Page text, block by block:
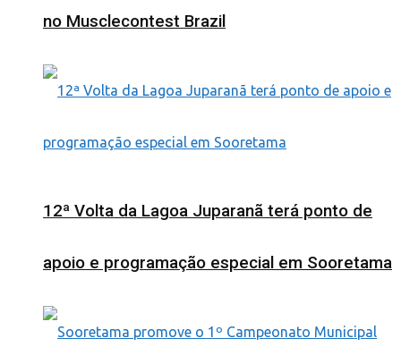
no Musclecontest Brazil
12ª Volta da Lagoa Juparanã terá ponto de
apoio e programação especial em Sooretama